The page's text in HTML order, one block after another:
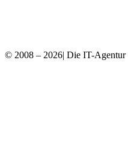
© 2008 – 2026| Die IT-Agentur